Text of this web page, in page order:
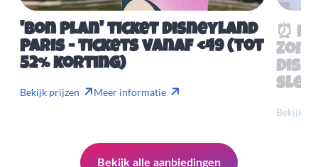
'Bon Plan' ticket Disneyland
Paris - tickets vanaf €49 (tot
52% korting)
Bekijk prijzen Meer informatie
⏰
Bekijk
Bekijk alle aanbiedingen